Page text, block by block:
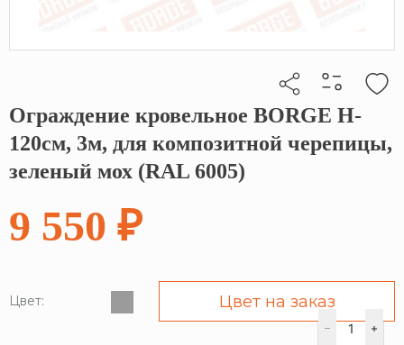
Кликните, чтобы скопировать прямую ссылку
Ограждение кровельное BORGE H-
120см, 3м, для композитной черепицы,
зеленый мох (RAL 6005)
9 550 ₽
Цвет: Цвет на заказ